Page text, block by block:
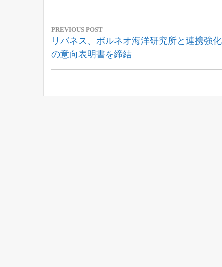
投
稿
ナ
ビ
PREVIOUS POST
Previous
Post:
リバネス、ボルネオ海洋研究所と連携強化
の意向表明書を締結